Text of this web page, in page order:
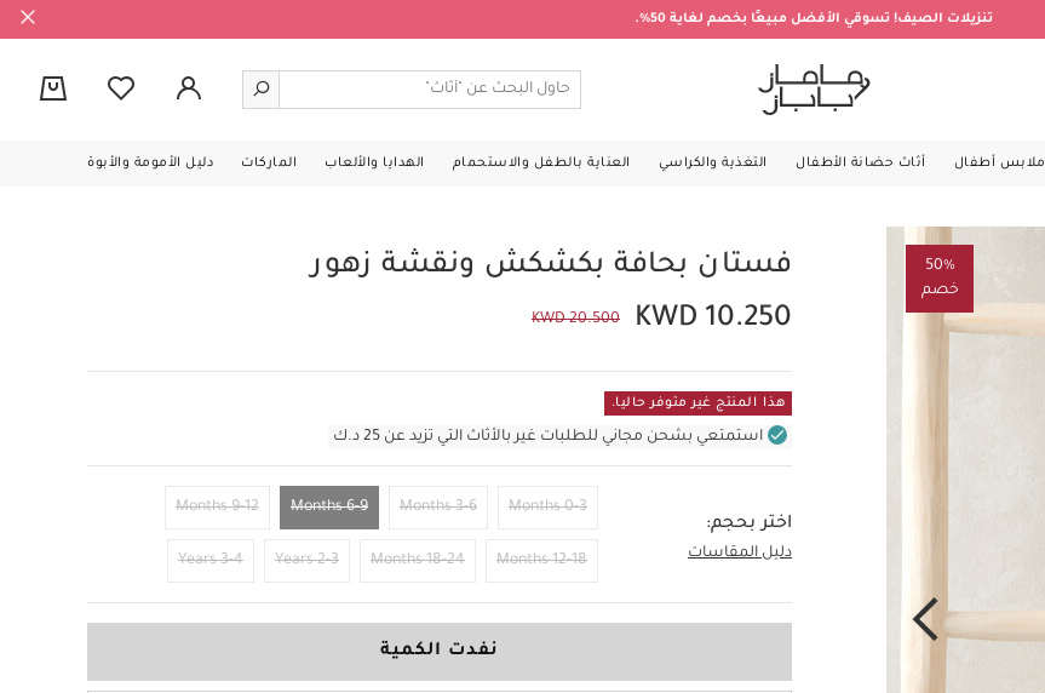
تنزيلات الصيف! تسوقي الأفضل مبيعًا بخصم لغاية 50%.
ملابس أطفال أثاث حضانة الأطفال التغذية والكراسي العناية بالطفل والاستحمام الهدايا والألعاب الماركات دليل الأمومة والأبوة
50%
خصم
فستان بحافة بكشكش ونقشة زهور
KWD 10.250
KWD 20.500
هذا المنتج غير متوفر حاليا.
استمتعي بشحن مجاني للطلبات غير بالأثاث التي تزيد عن 25 د.ك
اختر بحجم:
دليل المقاسات
0-3 Months
3-6 Months
6-9 Months
9-12 Months
12-18 Months
18-24 Months
2-3 Years
3-4 Years 6-9 Months
نفدت الكمية